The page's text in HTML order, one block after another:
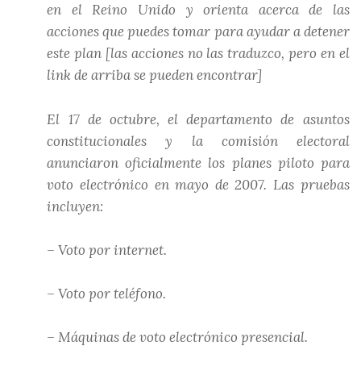
en el Reino Unido y orienta acerca de las
acciones que puedes tomar para ayudar a detener
este plan [las acciones no las traduzco, pero en el
link de arriba se pueden encontrar]
El 17 de octubre, el departamento de asuntos
constitucionales y la comisión electoral
anunciaron oficialmente los planes piloto para
voto electrónico en mayo de 2007. Las pruebas
incluyen:
– Voto por internet.
– Voto por teléfono.
– Máquinas de voto electrónico presencial.